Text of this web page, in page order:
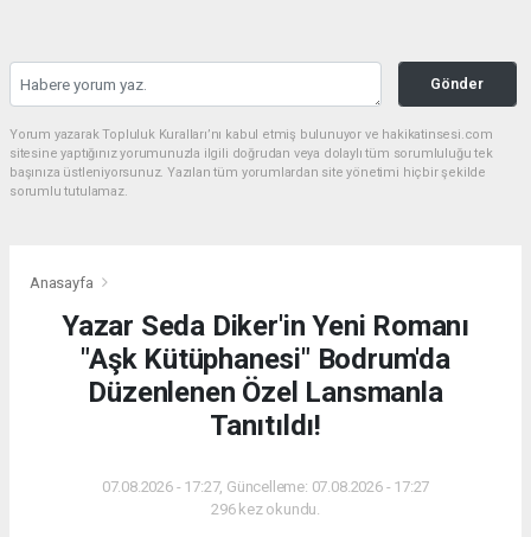
Gönder
Yorum yazarak Topluluk Kuralları’nı kabul etmiş bulunuyor ve hakikatinsesi.com
sitesine yaptığınız yorumunuzla ilgili doğrudan veya dolaylı tüm sorumluluğu tek
başınıza üstleniyorsunuz. Yazılan tüm yorumlardan site yönetimi hiçbir şekilde
sorumlu tutulamaz.
Anasayfa
Yazar Seda Diker'in Yeni Romanı
"Aşk Kütüphanesi" Bodrum'da
Düzenlenen Özel Lansmanla
Tanıtıldı!
07.08.2026 - 17:27, Güncelleme: 07.08.2026 - 17:27
296 kez okundu.